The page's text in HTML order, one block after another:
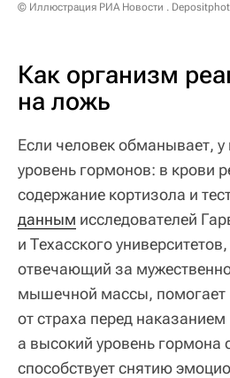
© Иллюстрация РИА Новости .
Как организм
на ложь
Если человек обманывает, у
уровень гормонов: в крови
содержание кортизола и
данным исследователей
и Техасского
отвечающий за
мышечной массы, помогает
от страха перед
а высокий уровень гормона
способствует снятию